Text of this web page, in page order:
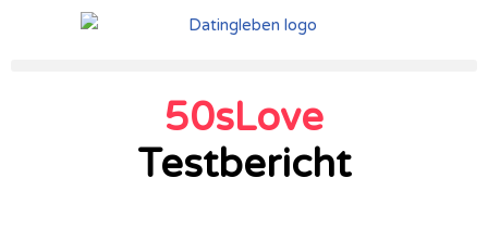
50sLove
Testbericht